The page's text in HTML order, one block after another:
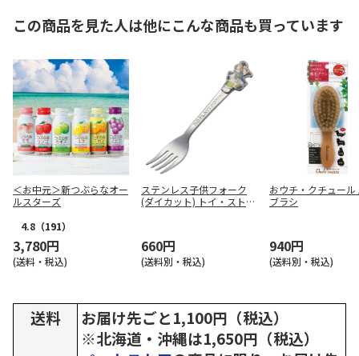
この商品を見た人は他にこんな商品も買っています
＜お中元＞新つぶらなオー
ルスターズ
4.8 （191）
3,780円
(送料・税込)
ステンレス子供フォーク
(ダイカット) トイ・ストー
660円
(送料別・税込)
おウチ・クチュール
ブラシ
940円
(送料別・税込)
送料
お届け先ごと1,100円（税込）
※北海道・沖縄は1,650円（税込）